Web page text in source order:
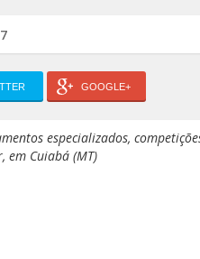
GOOGLE+
especializados,
em Cuiabá (MT)